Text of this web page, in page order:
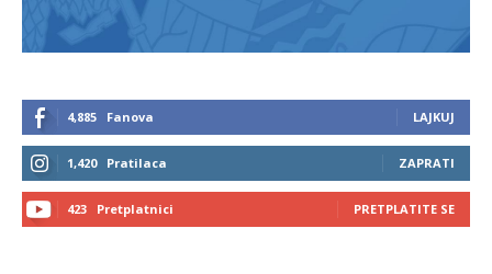
4,885 Fanova LAJKUJ
1,420 Pratilaca ZAPRATI
423 Pretplatnici PRETPLATITE SE